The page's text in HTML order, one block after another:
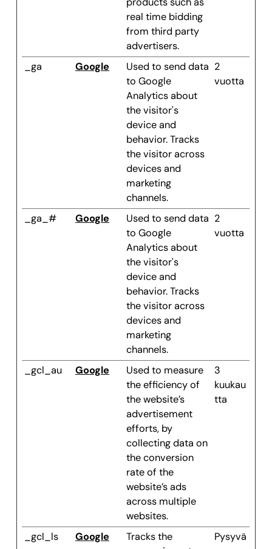
real time bidding
from third party
advertisers.
_ga
Google
Used to send data
to Google
Analytics about
the visitor's
device and
behavior. Tracks
the visitor across
devices and
marketing
channels.
2
vuotta
_ga_# Google
Used to send data
to Google
Analytics about
the visitor's
device and
behavior. Tracks
the visitor across
devices and
marketing
channels.
2
vuotta
_gcl_au Google
Used to measure
the efficiency of
the website’s
advertisement
efforts, by
collecting data on
the conversion
rate of the
website’s ads
across multiple
websites.
3
kuukau
tta
_gcl_ls Google
Tracks the
Pysyvä